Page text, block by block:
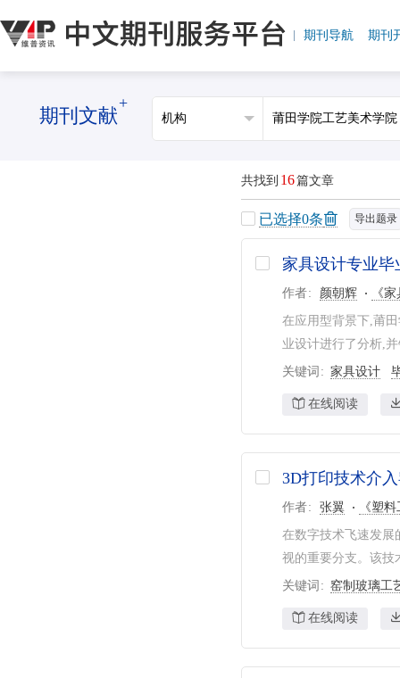
期刊导航 期刊
期刊文献
+
共找到 16篇文章
已选择0条 导出题录
家具设计专业
作者 颜朝辉 《
在应用型背景下,莆
业设计进行了分析,
关键词 家具设计
在线阅读
3D打印技术介
作者 张翼 《塑
在数字技术飞速发展
视的重要分支。该技
关键词 窑制玻璃工
在线阅读